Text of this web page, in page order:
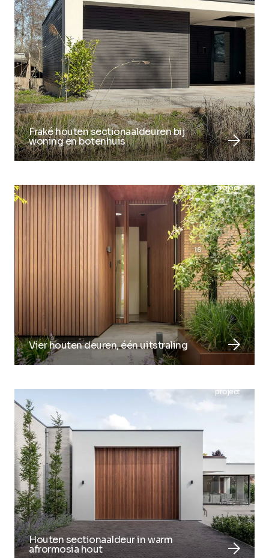
Fraké houten sectionaaldeuren bij
woning en botenhuis arrow_forward
project
Vier houten deuren, één uitstraling arrow_forward
project
Houten sectionaaldeur in warm
afrormosia hout arrow_forward